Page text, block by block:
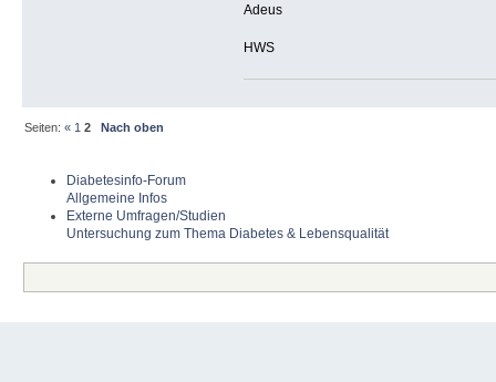
Adeus
HWS
Seiten:« 1 2 Nach oben
Diabetesinfo-Forum
Allgemeine Infos
Externe Umfragen/Studien
Untersuchung zum Thema Diabetes & Lebensqualität